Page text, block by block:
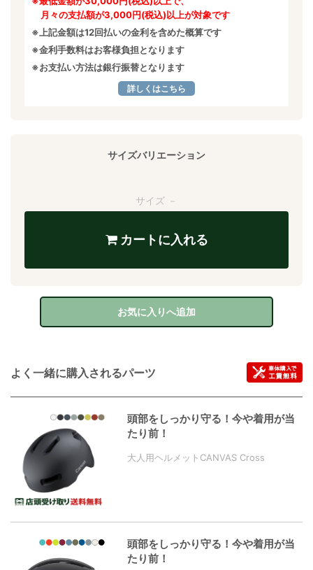
月々の支払額が3,000円(税込)以上が対象です
※上記金額は12回払いの金利を含めた概算です
※金利手数料はお客様負担となります
※お支払い方法は銀行振替となります
詳しくはこちら
サイズバリエーション
サイズ －
カートに入れる
お気に入りへ追加
よく一緒に購入されるパーツ
頭部をしっかり守る！今や着用が当
たり前！
大人用ヘルメットCANVAS Cross
頭部をしっかり守る！今や着用が当
たり前！